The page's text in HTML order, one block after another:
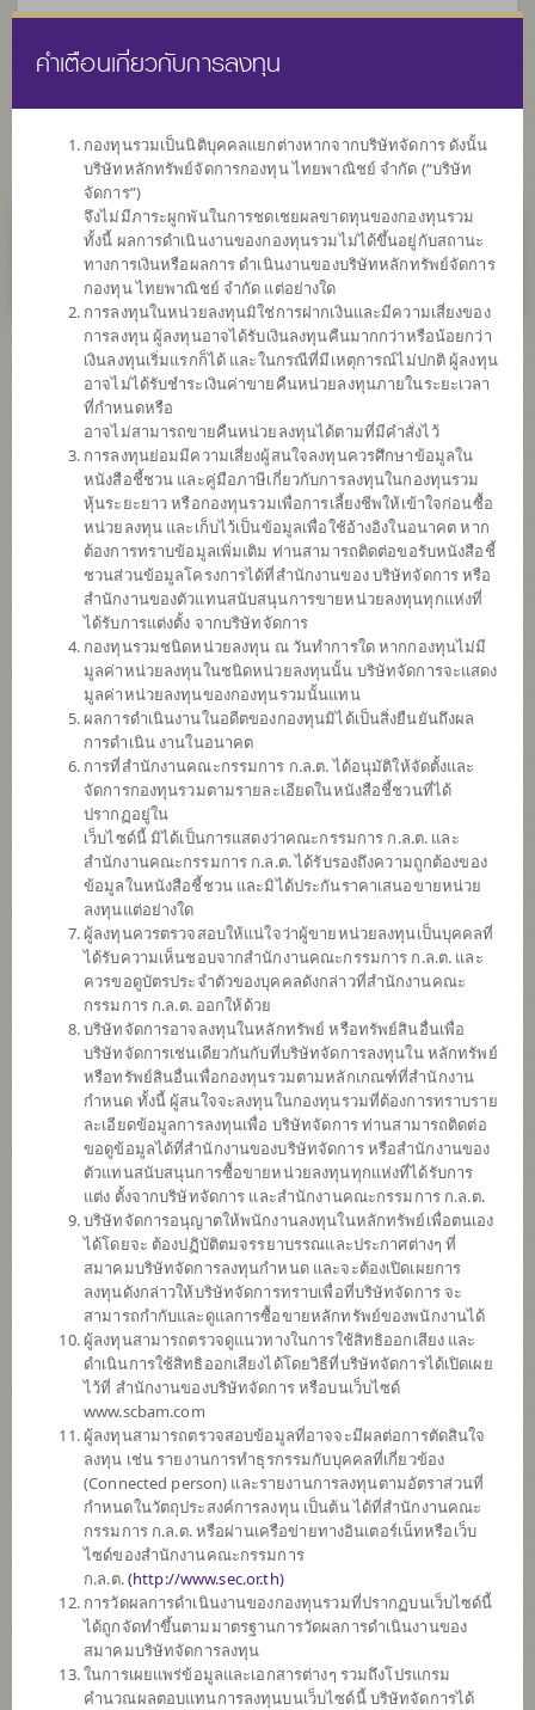
หน้าแรก รายการกองทุน ข้อมูลกองทุน
ไม่พบข้อมูล / Not found
กองทุน
ที่น่าสนใจ
SCBGHC
กองทุนเปิดไทยพาณิชย์หุ้นโกลบอล
เฮลธ์แคร์ (ชนิดจ่ายเงินปันผล)
SCBS&P500
กองทุนเปิดไทยพาณิชย์หุ้นยูเอส (ชนิด
จ่ายเงินปันผล)
SCBDV
(ชนิดจ่ายเงินปันผล)
SCBINCA
กองทุนเปิดไทยพาณิชย์ อินคัม
(ชนิดสะสมมูลค่า)
SCBLEQA
กองทุนเปิดไทยพาณิชย์ หุ้น LOW
VOLATILITY
(ชนิดสะสมมูลค่า)
SCBPGF
กองทุนเปิดไทยพาณิชย์ แพลทตินัม
โกลบอล ฟันด์ (ชนิดสะสมมูลค่า)
SCBGEARA
ตี้ แอพโซลูท
รีเทิร์น (ชนิดสะสมมูลค่า)
SCBINCR
กองทุนเปิดไทยพาณิชย์ อินคัม
(ชนิดรับซื้อคืนอัตโนมัติ)
คำเตือนเกี่ยวกับการลงทุน
กองทุนรวมเป็นนิติบุคคลแยกต่างหากจากบริษัทจัดการ ดังนั้น
บริษัทหลักทรัพย์จัดการกองทุน ไทยพาณิชย์ จำกัด (“บริษัท
จัดการ”)
จึงไม่มีภาระผูกพันในการชดเชยผลขาดทุนของกองทุนรวม
ทั้งนี้ ผลการดำเนินงานของกองทุนรวมไม่ได้ขึ้นอยู่กับสถานะ
ทางการเงินหรือผลการ ดำเนินงานของบริษัทหลักทรัพย์จัดการ
กองทุน ไทยพาณิชย์ จำกัด แต่อย่างใด
การลงทุนในหน่วยลงทุนมิใช่การฝากเงินและมีความเสี่ยงของ
การลงทุน ผู้ลงทุนอาจได้รับเงินลงทุนคืนมากกว่าหรือน้อยกว่า
เงินลงทุนเริ่มแรกก็ได้ และในกรณีที่มีเหตุการณ์ไม่ปกติ ผู้ลงทุน
อาจไม่ได้รับชำระเงินค่าขายคืนหน่วยลงทุนภายในระยะเวลา
ที่กำหนดหรือ
อาจไม่สามารถขายคืนหน่วยลงทุนได้ตามที่มีคำสั่งไว้
การลงทุนย่อมมีความเสี่ยงผู้สนใจลงทุนควรศึกษาข้อมูลใน
หนังสือชี้ชวน และคู่มือภาษีเกี่ยวกับการลงทุนในกองทุนรวม
หุ้นระยะยาว หรือกองทุนรวมเพื่อการเลี้ยงชีพให้เข้าใจก่อนซื้อ
หน่วยลงทุน และเก็บไว้เป็นข้อมูลเพื่อใช้อ้างอิงในอนาคต หาก
ต้องการทราบข้อมูลเพิ่มเติม ท่านสามารถติดต่อขอรับหนังสือชี้
ชวนส่วนข้อมูลโครงการได้ที่สำนักงานของ บริษัทจัดการ หรือ
สำนักงานของตัวแทนสนับสนุนการขายหน่วยลงทุนทุกแห่งที่
ได้รับการแต่งตั้ง จากบริษัทจัดการ
กองทุนรวมชนิดหน่วยลงทุน ณ วันทำการใด หากกองทุนไม่มี
มูลค่าหน่วยลงทุนในชนิดหน่วยลงทุนนั้น บริษัทจัดการจะแสดง
มูลค่าหน่วยลงทุนของกองทุนรวมนั้นแทน
ผลการดำเนินงานในอดีตของกองทุนมิได้เป็นสิ่งยืนยันถึงผล
การดำเนิน งานในอนาคต
การที่สำนักงานคณะกรรมการ ก.ล.ต. ได้อนุมัติให้จัดตั้งและ
จัดการกองทุนรวมตามรายละเอียดในหนังสือชี้ชวนที่ได้
ปรากฏอยู่ใน
เว็บไซด์นี้ มิได้เป็นการแสดงว่าคณะกรรมการ ก.ล.ต. และ
สำนักงานคณะกรรมการ ก.ล.ต. ได้รับรองถึงความถูกต้องของ
ข้อมูลในหนังสือชี้ชวน และมิได้ประกันราคาเสนอขายหน่วย
ลงทุนแต่อย่างใด
ผู้ลงทุนควรตรวจสอบให้แน่ใจว่าผู้ขายหน่วยลงทุนเป็นบุคคลที่
ได้รับความเห็นชอบจากสำนักงานคณะกรรมการ ก.ล.ต. และ
ควรขอดูบัตรประจำตัวของบุคคลดังกล่าวที่สำนักงานคณะ
กรรมการ ก.ล.ต. ออกให้ด้วย
บริษัทจัดการอาจลงทุนในหลักทรัพย์ หรือทรัพย์สินอื่นเพื่อ
บริษัทจัดการเช่นเดียวกันกับที่บริษัทจัดการลงทุนใน หลักทรัพย์
หรือทรัพย์สินอื่นเพื่อกองทุนรวมตามหลักเกณฑ์ที่สำนักงาน
กำหนด ทั้งนี้ ผู้สนใจจะลงทุนในกองทุนรวมที่ต้องการทราบราย
ละเอียดข้อมูลการลงทุนเพื่อ บริษัทจัดการ ท่านสามารถติดต่อ
ขอดูข้อมูลได้ที่สำนักงานของบริษัทจัดการ หรือสำนักงานของ
ตัวแทนสนับสนุนการซื้อขายหน่วยลงทุนทุกแห่งที่ได้รับการ
แต่ง ตั้งจากบริษัทจัดการ และสำนักงานคณะกรรมการ ก.ล.ต.
บริษัทจัดการอนุญาตให้พนักงานลงทุนในหลักทรัพย์เพื่อตนเอง
ได้โดยจะ ต้องปฏิบัติตมจรรยาบรรณและประกาศต่างๆ ที่
สมาคมบริษัทจัดการลงทุนกำหนด และจะต้องเปิดเผยการ
ลงทุนดังกล่าวให้บริษัทจัดการทราบเพื่อที่บริษัทจัดการ จะ
สามารถกำกับและดูแลการซื้อขายหลักทรัพย์ของพนักงานได้
ผู้ลงทุนสามารถตรวจดูแนวทางในการใช้สิทธิออกเสียง และ
ดำเนินการใช้สิทธิออกเสียงได้โดยวิธีที่บริษัทจัดการได้เปิดเผย
ไว้ที่ สำนักงานของบริษัทจัดการ หรือบนเว็บไซด์
www.scbam.com
ผู้ลงทุนสามารถตรวจสอบข้อมูลที่อาจจะมีผลต่อการตัดสินใจ
ลงทุน เช่น รายงานการทำธุรกรรมกับบุคคลที่เกี่ยวข้อง
(Connected person) และรายงานการลงทุนตามอัตราส่วนที่
กำหนดในวัตถุประสงค์การลงทุน เป็นต้น ได้ที่สำนักงานคณะ
กรรมการ ก.ล.ต. หรือผ่านเครือข่ายทางอินเตอร์เน็ทหรือเว็บ
ไซด์ของสำนักงานคณะกรรมการ
ก.ล.ต.(http://www.sec.or.th)
การวัดผลการดำเนินงานของกองทุนรวมที่ปรากฏบนเว็บไซด์นี้
ได้ถูกจัดทำขึ้นตามมาตรฐานการวัดผลการดำเนินงานของ
สมาคมบริษัทจัดการลงทุน
ในการเผยแพร่ข้อมูลและเอกสารต่างๆ รวมถึงโปรแกรม
คำนวณผลตอบแทนการลงทุนบนเว็บไซด์นี้ บริษัทจัดการได้